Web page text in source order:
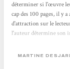
déterminer si l'œuvre
cap des 100 pages, il y
d'attraction sur le
l'auteur détermine son
soulevé la couverture.
MARTINE